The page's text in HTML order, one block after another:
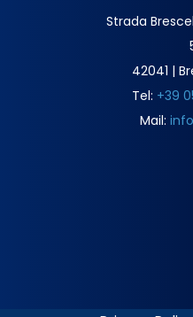
Strada
42041 |
Tel: +39
Mail: